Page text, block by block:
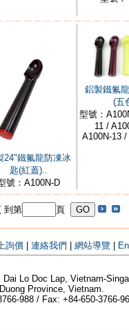
24"鐵氟龍防凍冰
匙(紅蓋)..
號：A100N-D
鋁製鐵氟
(五
型號：
11 /
A100N-13 /
到第 頁
詢價 連絡我們 網站導覽
Dai Lo Doc Lap, Vietnam-
Province, Vietnam.
988 / Fax: +84-650-3766-